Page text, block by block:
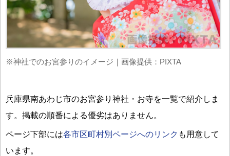
※神社でのお宮参りのイメージ｜画像提供：PIXTA
兵庫県南あわじ市のお宮参り神社・お寺を一覧で紹介しま
す。掲載の順番による優劣はありません。
ページ下部には各市区町村別ページへのリンク も用意して
います。